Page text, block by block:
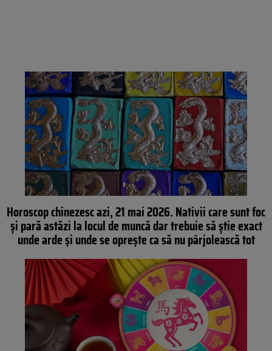
Horoscop chinezesc azi, 21 mai 2026. Nativii care sunt foc
și pară astăzi la locul de muncă dar trebuie să știe exact
unde arde și unde se oprește ca să nu pârjolească tot